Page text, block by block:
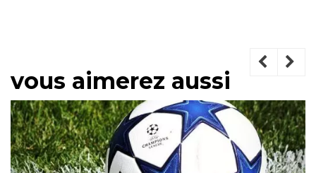
vous aimerez aussi